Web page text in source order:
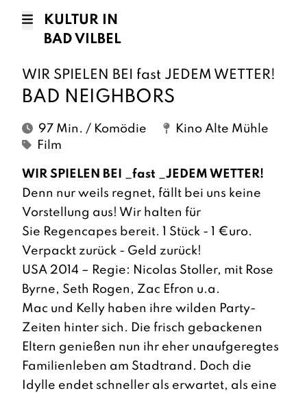
KULTUR IN
BAD VILBEL
WIR SPIELEN BEI fast JEDEM WETTER!
BAD NEIGHBORS
97 Min. / Komödie
Kino Alte Mühle
Film
WIR SPIELEN BEI _fast _JEDEM WETTER!
Denn nur weils regnet, fällt bei uns keine
Vorstellung aus! Wir halten für
Sie Regencapes bereit. 1 Stück - 1 €uro.
Verpackt zurück - Geld zurück!
USA 2014 – Regie: Nicolas Stoller, mit Rose
Byrne, Seth Rogen, Zac Efron u.a.
Mac und Kelly haben ihre wilden Party-
Zeiten hinter sich. Die frisch gebackenen
Eltern genießen nun ihr eher unaufgeregtes
Familienleben am Stadtrand. Doch die
Idylle endet schneller als erwartet, als eine